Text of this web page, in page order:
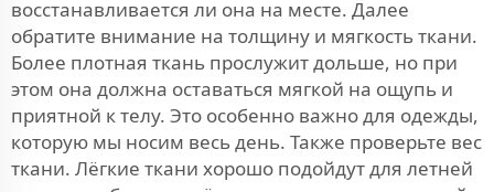
восстанавливается ли она на месте. Далее
обратите внимание на толщину и мягкость ткани.
Более плотная ткань прослужит дольше, но при
этом она должна оставаться мягкой на ощупь и
приятной к телу. Это особенно важно для одежды,
которую мы носим весь день. Также проверьте вес
ткани. Лёгкие ткани хорошо подойдут для летней